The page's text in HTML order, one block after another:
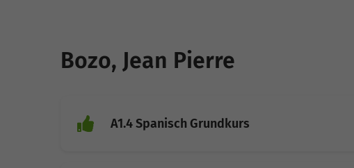
Bozo, Jean Pierre
A1.4 Spanisch Grundkurs